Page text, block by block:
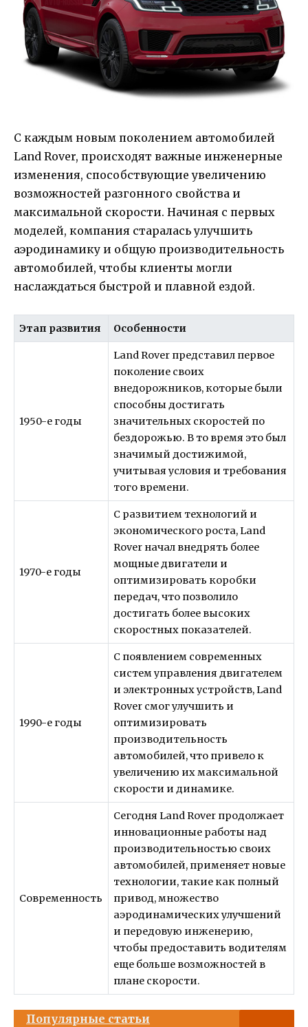
С каждым новым поколением автомобилей
Land Rover, происходят важные инженерные
изменения, способствующие увеличению
возможностей разгонного свойства и
максимальной скорости. Начиная с первых
моделей, компания старалась улучшить
аэродинамику и общую производительность
автомобилей, чтобы клиенты могли
наслаждаться быстрой и плавной ездой.
Этап развития Особенности
1950-е годы
Land Rover представил первое
поколение своих
внедорожников, которые были
способны достигать
значительных скоростей по
бездорожью. В то время это был
значимый достижимой,
учитывая условия и требования
того времени.
1970-е годы
С развитием технологий и
экономического роста, Land
Rover начал внедрять более
мощные двигатели и
оптимизировать коробки
передач, что позволило
достигать более высоких
скоростных показателей.
1990-е годы
С появлением современных
систем управления двигателем
и электронных устройств, Land
Rover смог улучшить и
оптимизировать
производительность
автомобилей, что привело к
увеличению их максимальной
скорости и динамике.
Современность
Сегодня Land Rover продолжает
инновационные работы над
производительностью своих
автомобилей, применяет новые
технологии, такие как полный
привод, множество
аэродинамических улучшений
и передовую инженерию,
чтобы предоставить водителям
еще больше возможностей в
плане скорости.
Популярные статьи